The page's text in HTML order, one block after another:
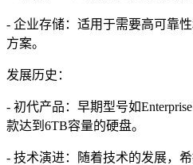
- 企业存储：适用于需要高可靠
方案。
发展历史：
- 初代产品：早期型号如
款达到6TB容量的硬盘。
- 技术演进：随着技术的发展，